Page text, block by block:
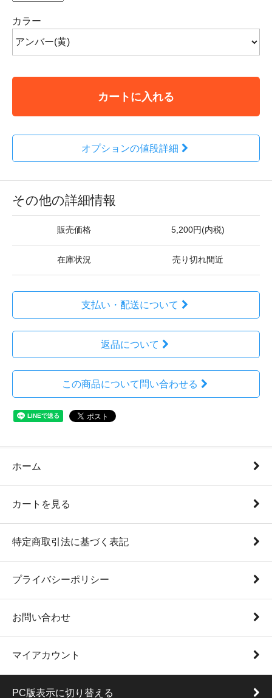
カラー
カートに入れる
オプションの値段詳細
その他の詳細情報
販売価格 5,200円(内税)
在庫状況 売り切れ間近
支払い・配送について
返品について
この商品について問い合わせる
ホーム
カートを見る
特定商取引法に基づく表記
プライバシーポリシー
お問い合わせ
マイアカウント
PC版表示に切り替える